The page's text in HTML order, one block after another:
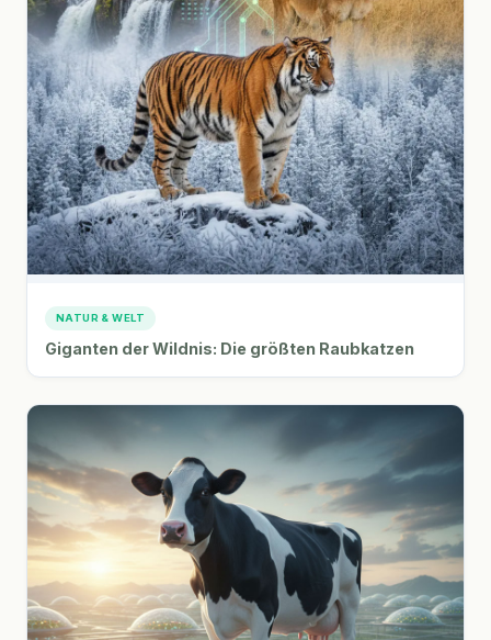
NATUR & WELT
Giganten der Wildnis: Die größten Raubkatzen